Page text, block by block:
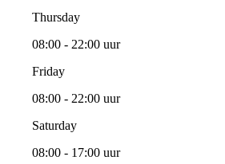
Thursday
08:00 - 22:00 uur
Friday
08:00 - 22:00 uur
Saturday
08:00 - 17:00 uur